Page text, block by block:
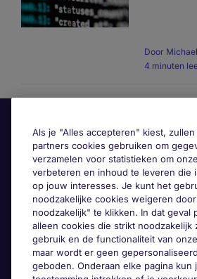
Door
4 minuten
Handige informatie
Onze expertise
Als je "Alles accepteren" kiest,
partners cookies gebruiken om
verzamelen voor statistieken om
verbeteren en inhoud te leveren die
op jouw interesses. Je kunt het
noodzakelijke cookies weigeren
noodzakelijk" te klikken. In dat geval
alleen cookies die strikt noodzakelijk
gebruik en de functionaliteit van
maar wordt er geen
geboden. Onderaan elke pagina kun